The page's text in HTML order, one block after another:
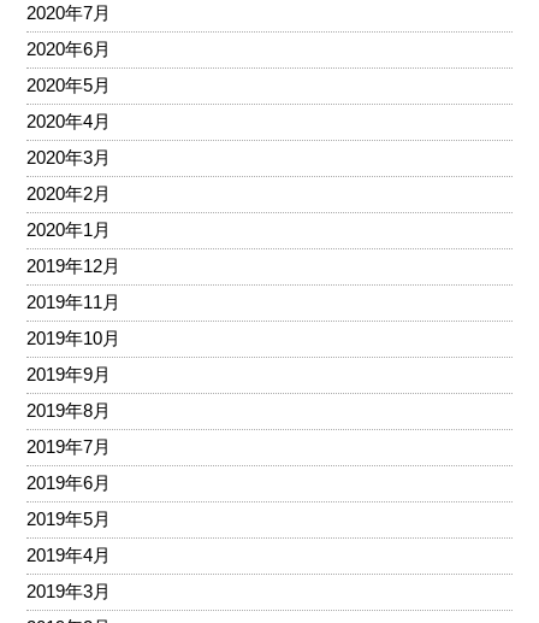
2020年7月
2020年6月
2020年5月
2020年4月
2020年3月
2020年2月
2020年1月
2019年12月
2019年11月
2019年10月
2019年9月
2019年8月
2019年7月
2019年6月
2019年5月
2019年4月
2019年3月